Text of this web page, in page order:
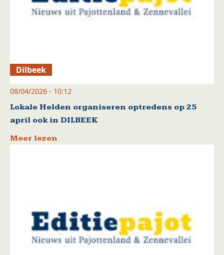
Dilbeek
08/04/2026 - 10:12
Lokale Helden organiseren optredens op 25
april ook in DILBEEK
Meer lezen